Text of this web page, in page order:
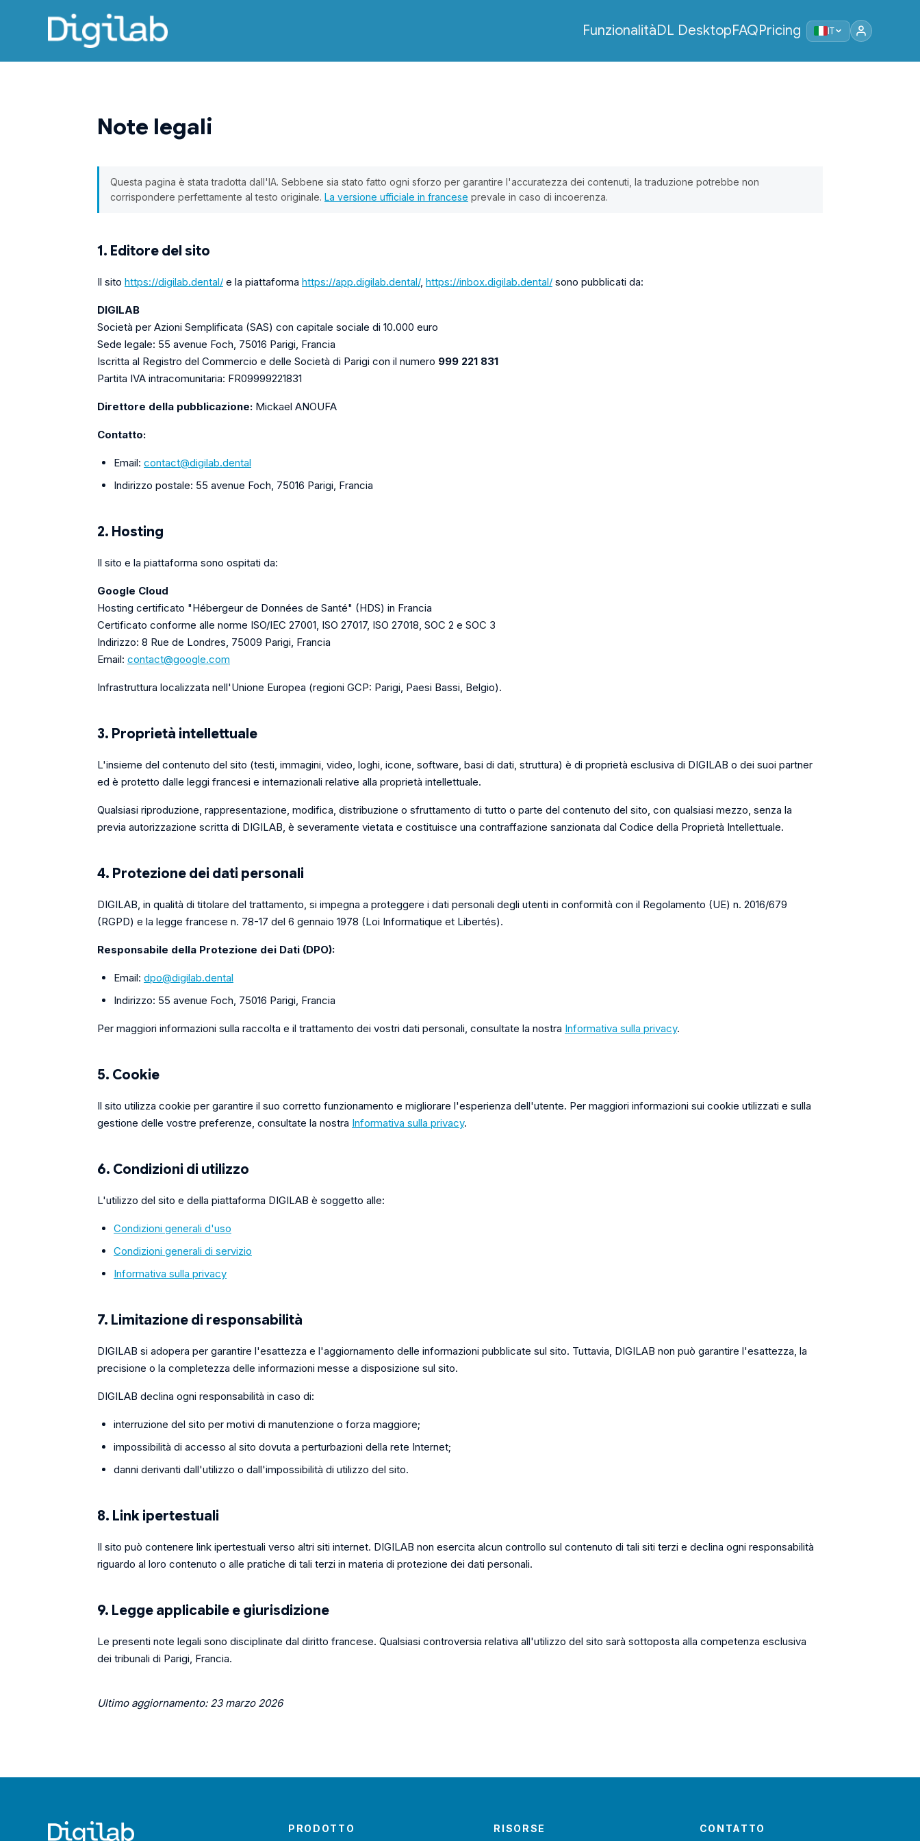
FunzionalitàDL DesktopFAQPricing IT
Note legali
Questa pagina è stata tradotta dall'IA. Sebbene sia stato fatto ogni sforzo per garantire l'accuratezza dei contenuti, la traduzione potrebbe non
corrispondere perfettamente al testo originale. La versione ufficiale in francese prevale in caso di incoerenza.
1. Editore del sito
Il sito https://digilab.dental/ e la piattaforma https://app.digilab.dental/, https://inbox.digilab.dental/ sono pubblicati da:
DIGILAB
Società per Azioni Semplificata (SAS) con capitale sociale di 10.000 euro
Sede legale: 55 avenue Foch, 75016 Parigi, Francia
Iscritta al Registro del Commercio e delle Società di Parigi con il numero 999 221 831
Partita IVA intracomunitaria: FR09999221831
Direttore della pubblicazione: Mickael ANOUFA
Contatto:
Email: contact@digilab.dental
Indirizzo postale: 55 avenue Foch, 75016 Parigi, Francia
2. Hosting
Il sito e la piattaforma sono ospitati da:
Google Cloud
Hosting certificato "Hébergeur de Données de Santé" (HDS) in Francia
Certificato conforme alle norme ISO/IEC 27001, ISO 27017, ISO 27018, SOC 2 e SOC 3
Indirizzo: 8 Rue de Londres, 75009 Parigi, Francia
Email: contact@google.com
Infrastruttura localizzata nell'Unione Europea (regioni GCP: Parigi, Paesi Bassi, Belgio).
3. Proprietà intellettuale
L'insieme del contenuto del sito (testi, immagini, video, loghi, icone, software, basi di dati, struttura) è di proprietà esclusiva di DIGILAB o dei suoi partner
ed è protetto dalle leggi francesi e internazionali relative alla proprietà intellettuale.
Qualsiasi riproduzione, rappresentazione, modifica, distribuzione o sfruttamento di tutto o parte del contenuto del sito, con qualsiasi mezzo, senza la
previa autorizzazione scritta di DIGILAB, è severamente vietata e costituisce una contraffazione sanzionata dal Codice della Proprietà Intellettuale.
4. Protezione dei dati personali
DIGILAB, in qualità di titolare del trattamento, si impegna a proteggere i dati personali degli utenti in conformità con il Regolamento (UE) n. 2016/679
(RGPD) e la legge francese n. 78-17 del 6 gennaio 1978 (Loi Informatique et Libertés).
Responsabile della Protezione dei Dati (DPO):
Email: dpo@digilab.dental
Indirizzo: 55 avenue Foch, 75016 Parigi, Francia
Per maggiori informazioni sulla raccolta e il trattamento dei vostri dati personali, consultate la nostra Informativa sulla privacy.
5. Cookie
Il sito utilizza cookie per garantire il suo corretto funzionamento e migliorare l'esperienza dell'utente. Per maggiori informazioni sui cookie utilizzati e sulla
gestione delle vostre preferenze, consultate la nostra Informativa sulla privacy.
6. Condizioni di utilizzo
L'utilizzo del sito e della piattaforma DIGILAB è soggetto alle:
Condizioni generali d'uso
Condizioni generali di servizio
Informativa sulla privacy
7. Limitazione di responsabilità
DIGILAB si adopera per garantire l'esattezza e l'aggiornamento delle informazioni pubblicate sul sito. Tuttavia, DIGILAB non può garantire l'esattezza, la
precisione o la completezza delle informazioni messe a disposizione sul sito.
DIGILAB declina ogni responsabilità in caso di:
interruzione del sito per motivi di manutenzione o forza maggiore;
impossibilità di accesso al sito dovuta a perturbazioni della rete Internet;
danni derivanti dall'utilizzo o dall'impossibilità di utilizzo del sito.
8. Link ipertestuali
Il sito può contenere link ipertestuali verso altri siti internet. DIGILAB non esercita alcun controllo sul contenuto di tali siti terzi e declina ogni responsabilità
riguardo al loro contenuto o alle pratiche di tali terzi in materia di protezione dei dati personali.
9. Legge applicabile e giurisdizione
Le presenti note legali sono disciplinate dal diritto francese. Qualsiasi controversia relativa all'utilizzo del sito sarà sottoposta alla competenza esclusiva
dei tribunali di Parigi, Francia.
Ultimo aggiornamento: 23 marzo 2026
PRODOTTO RISORSE CONTATTO